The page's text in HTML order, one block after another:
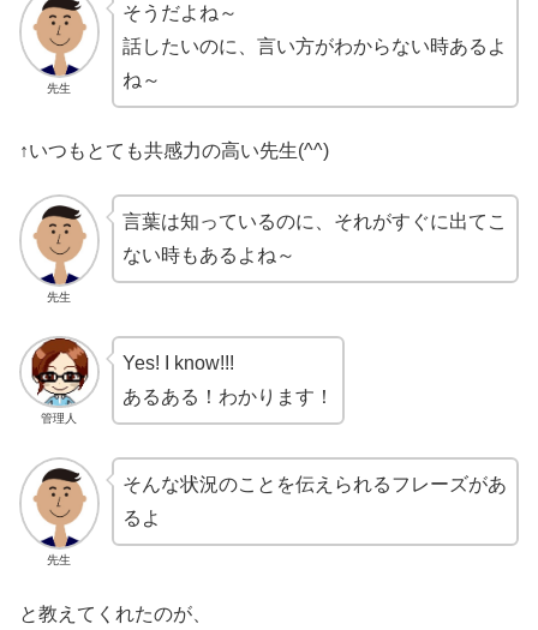
先生
そうだよね～
話したいのに、言い方がわからない時あるよ
ね～
↑いつもとても共感力の高い先生(^^)
先生
言葉は知っているのに、それがすぐに出てこ
ない時もあるよね～
管理人
Yes! I know!!!
あるある！わかります！
先生
そんな状況のことを伝えられるフレーズがあ
るよ
と教えてくれたのが、